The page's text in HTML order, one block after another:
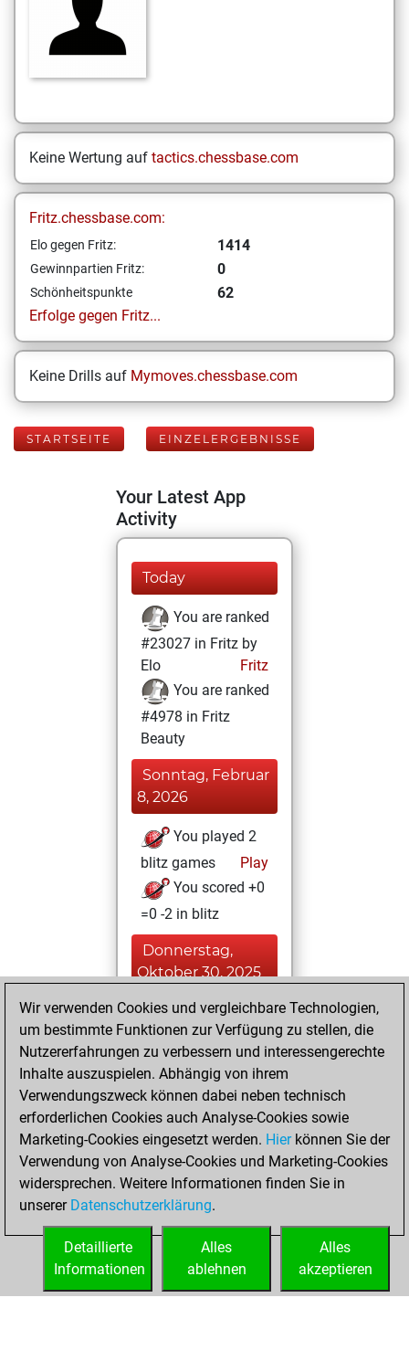
Keine Wertung auf tactics.chessbase.com
Fritz.chessbase.com:
Elo gegen Fritz: 1414
Gewinnpartien Fritz: 0
Schönheitspunkte
62
Erfolge gegen Fritz...
Keine Drills auf Mymoves.chessbase.com
STARTSEITE EINZELERGEBNISSE
Your Latest App
Activity
Today
You are ranked
#23027 in Fritz by
Elo
Fritz
You are ranked
#4978 in Fritz
Beauty
Sonntag, Februar
8, 2026
You played 2
blitz games
Play
You scored +0
=0 -2 in blitz
Donnerstag,
Oktober 30, 2025
You achieved a
BeautyScore of 62
Fritz
achieved a new Elo
of 1414
Donnerstag, April
3, 2025
You created
your Fritz account
Wir verwenden Cookies und vergleichbare Technologien,
um bestimmte Funktionen zur Verfügung zu stellen, die
Nutzererfahrungen zu verbessern und interessengerechte
Inhalte auszuspielen. Abhängig von ihrem
Verwendungszweck können dabei neben technisch
erforderlichen Cookies auch Analyse-Cookies sowie
Marketing-Cookies eingesetzt werden. Hierkönnen Sie der
Verwendung von Analyse-Cookies und Marketing-Cookies
widersprechen. Weitere Informationen finden Sie in
unserer Datenschutzerklärung.
Alles
akzeptieren
Alles
ablehnen
Detaillierte
Informationen